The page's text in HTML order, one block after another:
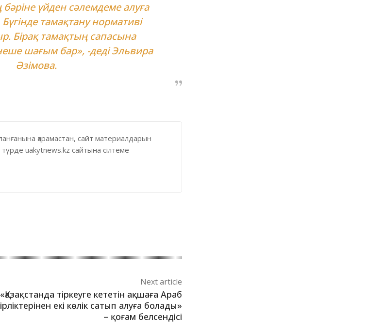
үйден сәлемдеме алуға
Бүгінде тамақтану нормативі
Бірақ тамақтың сапасына
шағым бар», -деді Эльвира
Әзімова.
қарамастан, сайт материалдарын
uakytnews.kz сайтына сілтеме
Next article
«Қазақстанда тіркеуге кететін ақшаға Араб
екі көлік сатып алуға болады»
– қоғам белсендісі